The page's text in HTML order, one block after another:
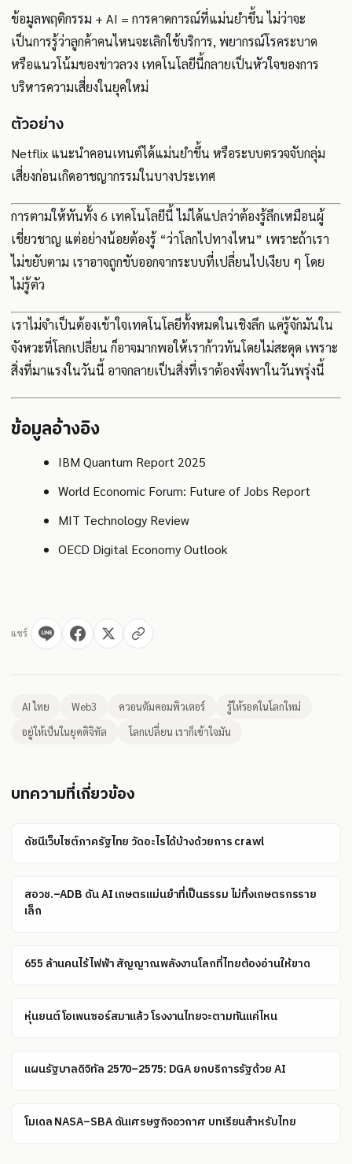
ข้อมูลพฤติกรรม + AI = การคาดการณ์ที่แม่นยำขึ้น ไม่ว่าจะ
เป็นการรู้ว่าลูกค้าคนไหนจะเลิกใช้บริการ, พยากรณ์โรคระบาด
หรือแนวโน้มของข่าวลวง เทคโนโลยีนี้กลายเป็นหัวใจของการ
บริหารความเสี่ยงในยุคใหม่
ตัวอย่าง
Netflix แนะนำคอนเทนต์ได้แม่นยำขึ้น หรือระบบตรวจจับกลุ่ม
เสี่ยงก่อนเกิดอาชญากรรมในบางประเทศ
การตามให้ทันทั้ง 6 เทคโนโลยีนี้ ไม่ได้แปลว่าต้องรู้ลึกเหมือนผู้
เชี่ยวชาญ แต่อย่างน้อยต้องรู้ “ว่าโลกไปทางไหน” เพราะถ้าเรา
ไม่ขยับตาม เราอาจถูกขับออกจากระบบที่เปลี่ยนไปเงียบ ๆ โดย
ไม่รู้ตัว
เราไม่จำเป็นต้องเข้าใจเทคโนโลยีทั้งหมดในเชิงลึก แค่รู้จักมันใน
จังหวะที่โลกเปลี่ยน ก็อาจมากพอให้เราก้าวทันโดยไม่สะดุด เพราะ
สิ่งที่มาแรงในวันนี้ อาจกลายเป็นสิ่งที่เราต้องพึ่งพาในวันพรุ่งนี้
ข้อมูลอ้างอิง
IBM Quantum Report 2025
World Economic Forum: Future of Jobs Report
MIT Technology Review
OECD Digital Economy Outlook
แชร์
AI ไทย Web3 ควอนตัมคอมพิวเตอร์
รู้ให้รอดในโลกใหม่
อยู่ให้เป็นในยุคดิจิทัล
โลกเปลี่ยน เราก็เข้าใจมัน
บทความที่เกี่ยวข้อง
ดัชนีเว็บไซต์ภาครัฐไทย วัดอะไรได้บ้างด้วยการ crawl
สอวช.–ADB ดัน AI เกษตรแม่นยำที่เป็นธรรม ไม่ทิ้งเกษตรกรราย
เล็ก
655 ล้านคนไร้ไฟฟ้า สัญญาณพลังงานโลกที่ไทยต้องอ่านให้ขาด
หุ่นยนต์โอเพนซอร์สมาแล้ว โรงงานไทยจะตามทันแค่ไหน
แผนรัฐบาลดิจิทัล 2570–2575: DGA ยกบริการรัฐด้วย AI
โมเดล NASA–SBA ดันเศรษฐกิจอวกาศ บทเรียนสำหรับไทย